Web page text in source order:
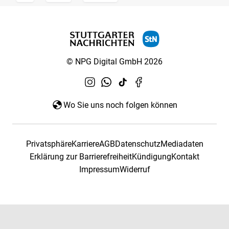
© NPG Digital GmbH 2026
Wo Sie uns noch folgen können
PrivatsphäreKarriereAGBDatenschutzMediadaten
Erklärung zur BarrierefreiheitKündigungKontakt
ImpressumWiderruf